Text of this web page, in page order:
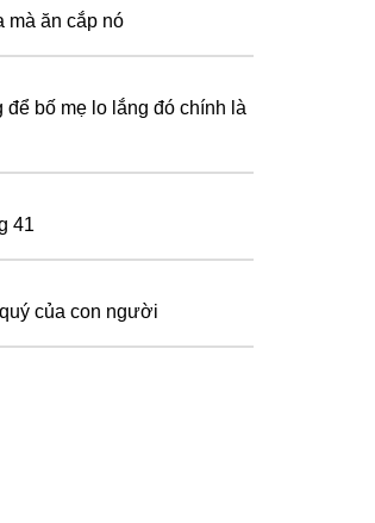
mà ăn cắp nó
để bố mẹ lo lắng đó chính là
41
của con người